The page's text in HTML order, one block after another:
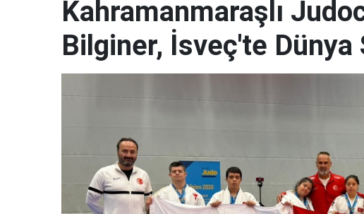
Kahramanmaraşlı
Bilginer, İsveç'te Dünya